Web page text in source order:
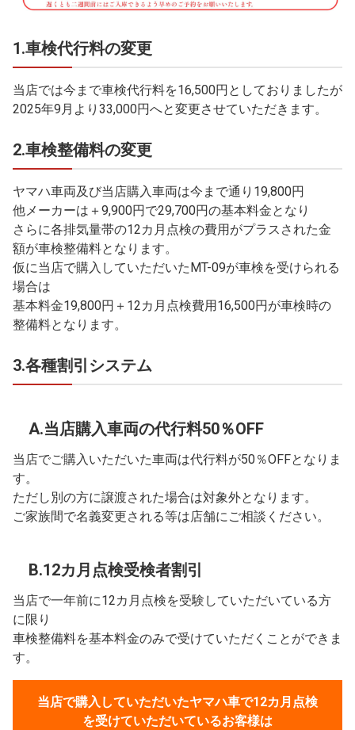
1.車検代行料の変更
当店では今まで車検代行料を16,500円としておりましたが
2025年9月より33,000円へと変更させていただきます。
2.車検整備料の変更
ヤマハ車両及び当店購入車両は今まで通り19,800円
他メーカーは＋9,900円で29,700円の基本料金となり
さらに各排気量帯の12カ月点検の費用がプラスされた金
額が車検整備料となります。
仮に当店で購入していただいたMT-09が車検を受けられる
場合は
基本料金19,800円＋12カ月点検費用16,500円が車検時の
整備料となります。
3.各種割引システム
A.当店購入車両の代行料50％OFF
当店でご購入いただいた車両は代行料が50％OFFとなりま
す。
ただし別の方に譲渡された場合は対象外となります。
ご家族間で名義変更される等は店舗にご相談ください。
B.12カ月点検受検者割引
当店で一年前に12カ月点検を受験していただいている方
に限り
車検整備料を基本料金のみで受けていただくことができま
す。
当店で購入していただいたヤマハ車で12カ月点検
を受けていただいているお客様は